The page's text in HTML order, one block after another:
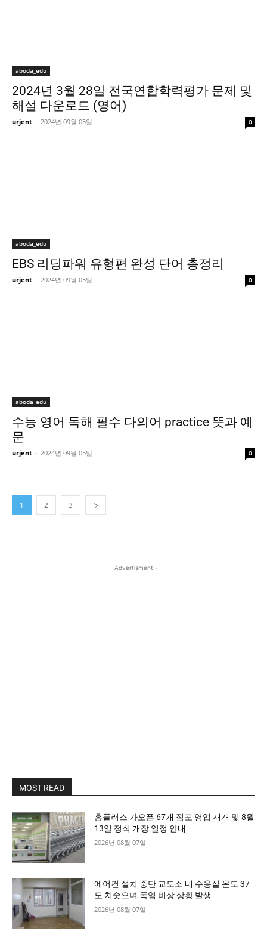
aboda_edu
2024년 3월 28일 전국연합학력평가 문제 및
해설 다운로드 (영어)
urjent - 2024년 09월 05일 0
aboda_edu
EBS 리딩파워 유형편 완성 단어 총정리
urjent - 2024년 09월 05일 0
aboda_edu
수능 영어 독해 필수 다의어 practice 뜻과 예
문
urjent - 2024년 09월 05일 0
1 2 3
- Advertisment -
MOST READ
홈플러스 가오픈 67개 점포 영업 재개 및 8월
13일 정식 개장 일정 안내
2026년 08월 07일
에어컨 설치 중단 교도소 내 수용실 온도 37
도 치솟으며 폭염 비상 상황 발생
2026년 08월 07일